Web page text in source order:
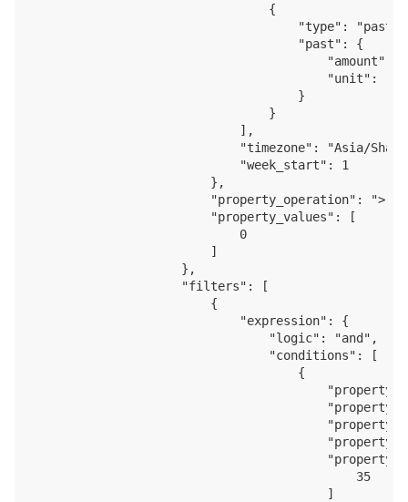
                                {
                                    "type": "past",
                                    "past": {
"amount":
"unit":
                                    }
                                }
                            ],
"timezone": "Asia/
                            "week_start": 1
                        },
                        "property_operation": ">",
                        "property_values": [
                            0
                        ]
                    },
                    "filters": [
                        {
                            "expression": {
                                "logic": "and",
                                "conditions": [
                                    {
                                            35
                                        ]